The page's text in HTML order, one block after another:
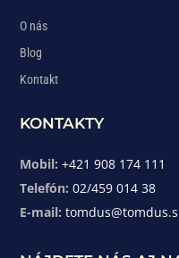
O nás
Blog
Kontakt
KONTAKTY
Mobil: +421 908 174 111
Telefón: 02/459 014 38
E-mail: